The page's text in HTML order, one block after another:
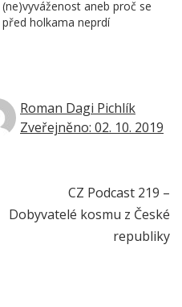
(ne)vyváženost aneb proč se
před holkama neprdí
Roman Dagi Pichlík
Zveřejněno: 02. 10. 2019
CZ Podcast 219 –
Dobyvatelé kosmu z České
republiky